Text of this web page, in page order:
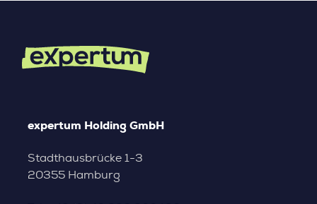
expertum Holding GmbH
Stadthausbrücke 1-3
20355 Hamburg